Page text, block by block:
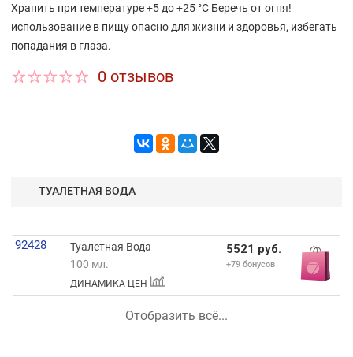
Хранить при температуре +5 до +25 °C Беречь от огня!
использование в пищу опасно для жизни и здоровья, избегать
попадания в глаза.
0 отзывов
ТУАЛЕТНАЯ ВОДА
92428
Туалетная Вода
100 мл.
ДИНАМИКА ЦЕН
5521 руб.
+79 бонусов
Отобразить всё...